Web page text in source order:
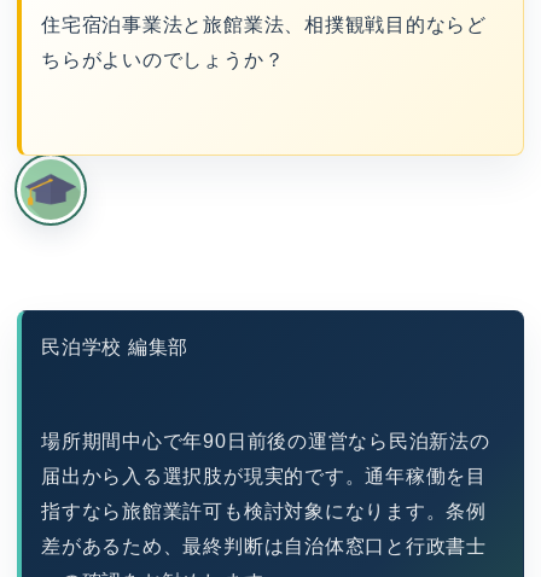
住宅宿泊事業法と旅館業法、相撲観戦目的ならど
ちらがよいのでしょうか？
民泊学校 編集部
場所期間中心で年90日前後の運営なら民泊新法の
届出から入る選択肢が現実的です。通年稼働を目
指すなら旅館業許可も検討対象になります。条例
差があるため、最終判断は自治体窓口と行政書士